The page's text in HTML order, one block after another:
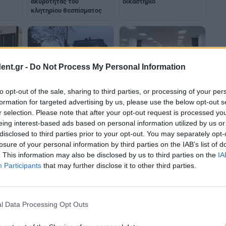
- Do Not Process My Personal Information
opt-out of the sale, sharing to third parties, or processing of your
for targeted advertising by us, please use the below opt-out
selection. Please note that after your opt-out request is processed
interest-based ads based on personal information utilized by us
to third parties prior to your opt-out. You may separately
of your personal information by third parties on the IAB’s list of
This information may also be disclosed by us to third parties on the
Participants that may further disclose it to other third parties.
Data Processing Opt Outs
κλητηρίου θεσπίσματος
Αρχίζει ξανά η δίκη για τα
Τέμπη - Με αυστηρά μέτρα
Λάρισα: Την 1η Απριλίου
συνεχίζεται η δίκη για τα
Τέμπη